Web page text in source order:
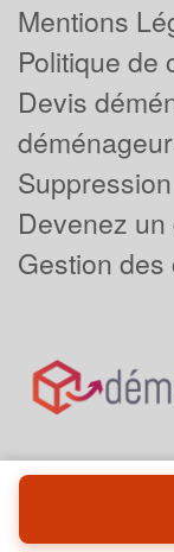
Mentions
Politique de
Devis
Devenez
Gestion des